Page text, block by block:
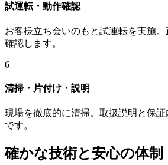
試運転・動作確認
お客様立ち会いのもと試運転を実施
確認します。
6
清掃・片付け・説明
現場を徹底的に清掃。取扱説明と保
です。
確かな技術と安心の体制